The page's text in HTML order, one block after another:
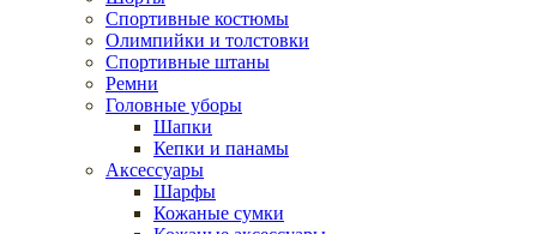
Спортивные костюмы
Олимпийки и толстовки
Спортивные штаны
Ремни
Головные уборы
Шапки
Кепки и панамы
Аксессуары
Шарфы
Кожаные сумки